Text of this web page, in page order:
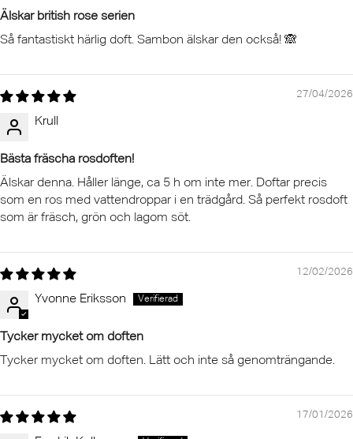
Älskar british rose serien
Så fantastiskt härlig doft. Sambon älskar den också! 🙈
27/04/2026
Krull
Bästa fräscha rosdoften!
Älskar denna. Håller länge, ca 5 h om inte mer. Doftar precis
som en ros med vattendroppar i en trädgård. Så perfekt rosdoft
som är fräsch, grön och lagom söt.
12/02/2026
Yvonne Eriksson
Tycker mycket om doften
Tycker mycket om doften. Lätt och inte så genomträngande.
17/01/2026